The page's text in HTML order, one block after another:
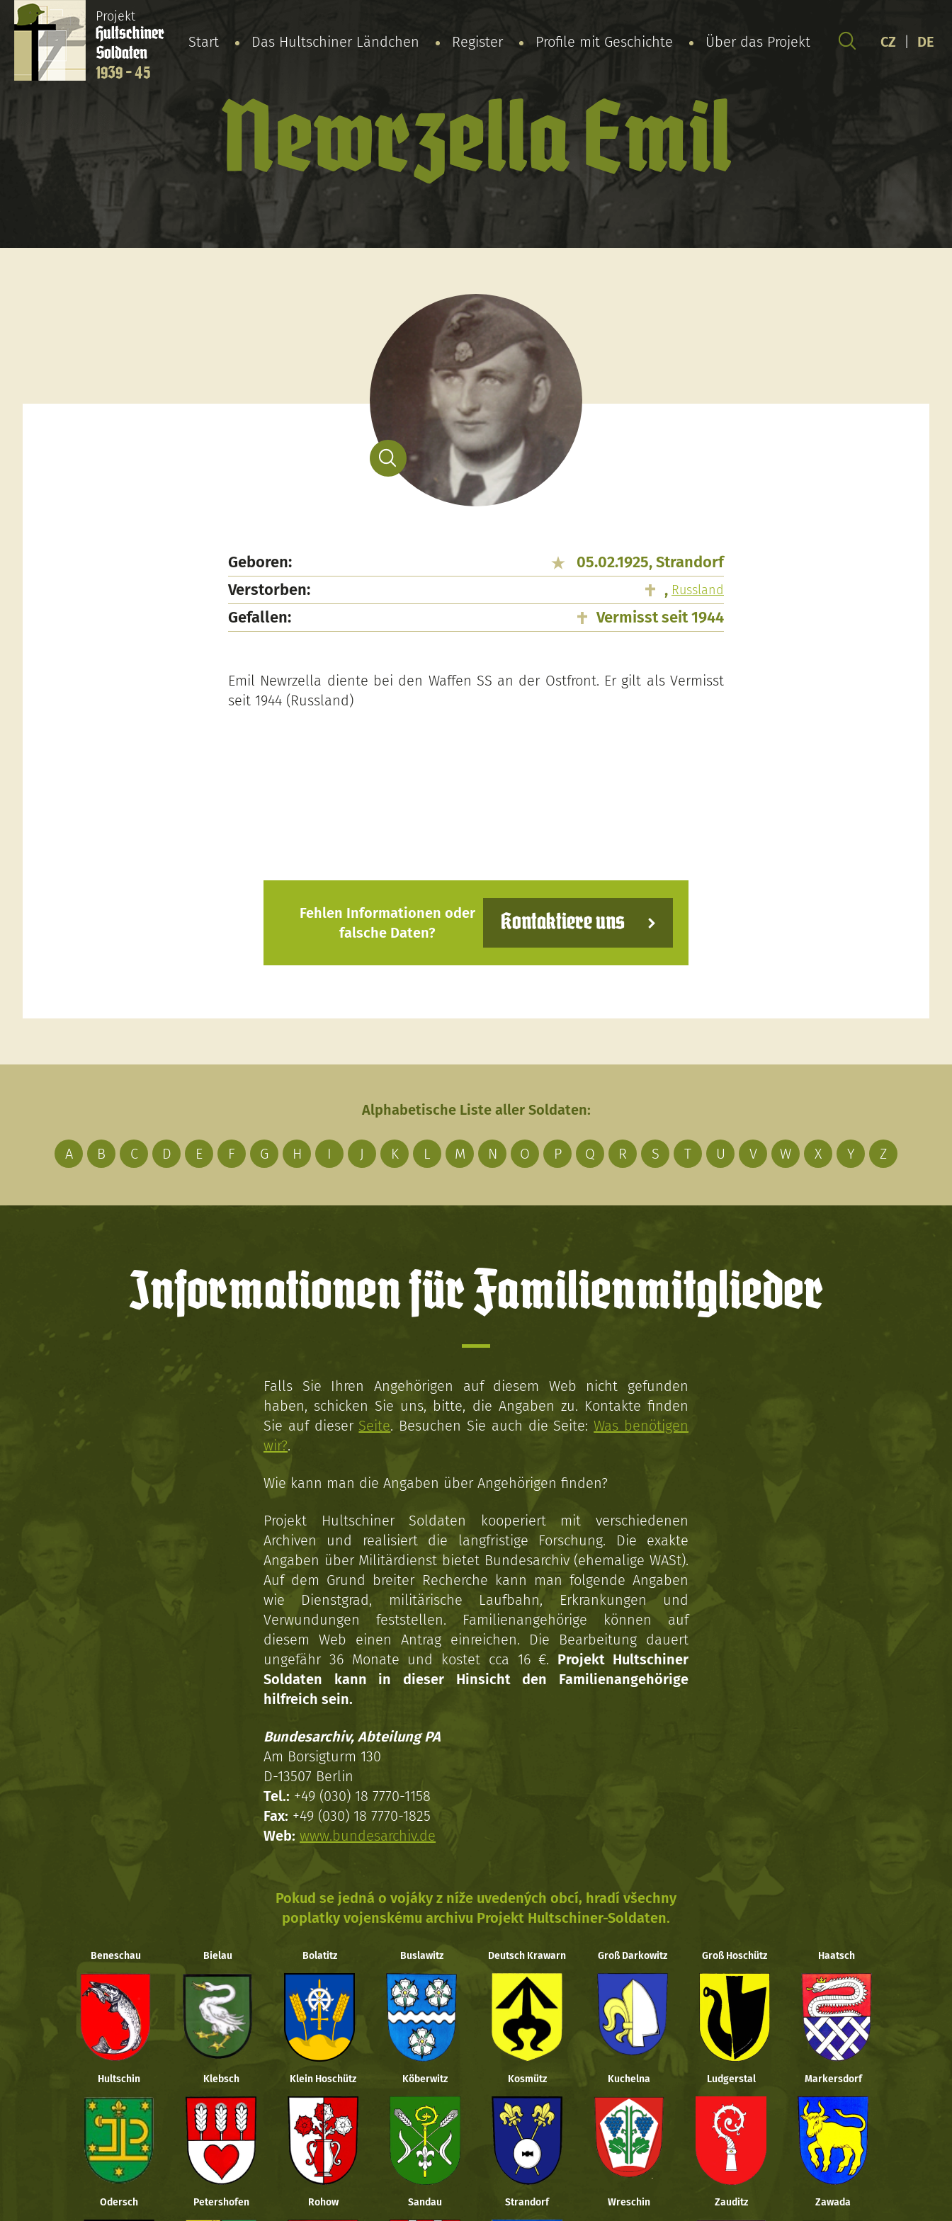
Projekt
Hultschiner
Soldaten
1939 - 45
Start Das Hultschiner Ländchen Register Profile mit Geschichte Über das Projekt CZ DE
Newrzella Emil
Geboren:
05.02.1925, Strandorf
Verstorben:
, Russland
Gefallen: Vermisst seit 1944
Emil Newrzella diente bei den Waffen SS an der Ostfront. Er gilt als Vermisst
seit 1944 (Russland)
Fehlen Informationen oder
falsche Daten?
Kontaktiere uns
Alphabetische Liste aller Soldaten:
A B C D E F G H I J K L M N O P Q R S T U V W X Y Z
Informationen für Familienmitglieder
Falls Sie Ihren Angehörigen auf diesem Web nicht gefunden
haben, schicken Sie uns, bitte, die Angaben zu. Kontakte finden
Sie auf dieser Seite. Besuchen Sie auch die Seite:Was benötigen
wir?.
Wie kann man die Angaben über Angehörigen finden?
Projekt Hultschiner Soldaten kooperiert mit verschiedenen
Archiven und realisiert die langfristige Forschung. Die exakte
Angaben über Militärdienst bietet Bundesarchiv (ehemalige WASt).
Auf dem Grund breiter Recherche kann man folgende Angaben
wie Dienstgrad, militärische Laufbahn, Erkrankungen und
Verwundungen feststellen. Familienangehörige können auf
diesem Web einen Antrag einreichen. Die Bearbeitung dauert
ungefähr 36 Monate und kostet cca 16 €. Projekt Hultschiner
Soldaten kann in dieser Hinsicht den Familienangehörige
hilfreich sein.
Bundesarchiv, Abteilung PA
Am Borsigturm 130
D-13507 Berlin
Tel.: +49 (030) 18 7770-1158
Fax: +49 (030) 18 7770-1825
Web: www.bundesarchiv.de
Pokud se jedná o vojáky z níže uvedených obcí, hradí všechny
poplatky vojenskému archivu Projekt Hultschiner-Soldaten.
Beneschau Bielau Bolatitz Buslawitz Deutsch Krawarn Groß Darkowitz Groß Hoschütz Haatsch
Hultschin Klebsch Klein Hoschütz Köberwitz Kosmütz Kuchelna Ludgerstal Markersdorf
Odersch Petershofen Rohow Sandau Strandorf Wreschin Zauditz Zawada